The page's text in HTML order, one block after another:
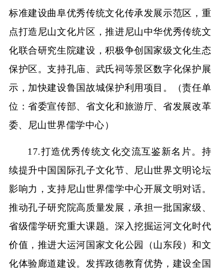
标准建设曲阜优秀传统文化传承发展示范区，重
点打造尼山文化片区，推进尼山中华优秀传统文
化联合研究生院建设，积极争创国家级文化生态
保护区。支持孔庙、武氏祠等景区数字化保护展
示，加快建设鲁国故城保护利用项目。（责任单
位：省委宣传部、省文化和旅游厅、省发展改革
委、尼山世界儒学中心）
17.打造优秀传统文化交流互鉴新名片。持
续提升中国国际孔子文化节、尼山世界文明论坛
影响力，支持尼山世界儒学中心开展文明对话。
推动孔子研究院高质量发展，承担一批国家级、
省级儒学研究重大课题。深入挖掘运河文化时代
价值，推进大运河国家文化公园（山东段）和文
化体验廊道建设。发挥政德教育优势，建设全国